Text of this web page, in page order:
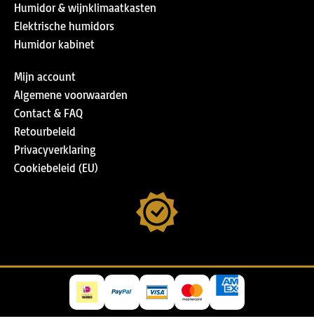
Humidor & wijnklimaatkasten
Elektrische humidors
Humidor kabinet
Mijn account
Algemene voorwaarden
Contact & FAQ
Retourbeleid
Privacyverklaring
Cookiebeleid (EU)